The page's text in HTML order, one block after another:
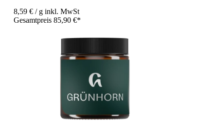
8,59 € / g inkl. MwSt
Gesamtpreis 85,90 €*